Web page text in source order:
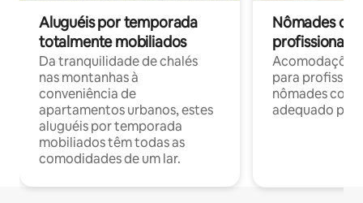
Aluguéis por temporada
totalmente mobiliados
Da tranquilidade de chalés
nas montanhas à
conveniência de
apartamentos urbanos, estes
aluguéis por temporada
mobiliados têm todas as
comodidades de um lar.
Nômades
profissionais
para
nômades com
adequado